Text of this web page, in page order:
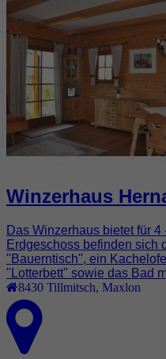
Winzerhaus
Das Winzerhaus bietet für
Erdgeschoss befinden sich
"Bauerntisch", ein
"Lotterbett" sowie das Bad
8430 Tillmitsch Maxlon